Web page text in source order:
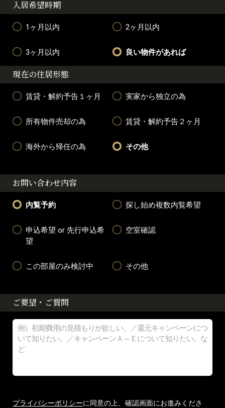
入居希望時期
1ヶ月以内 2ヶ月以内
3ヶ月以内 良い物件があれば
現在の住居形態
賃貸・解約予告１ヶ月 実家から独立の為
所有物件売却の為 賃貸・解約予告２ヶ月
海外から帰任の為 その他
お問い合わせ内容
内覧予約 探し始め複数内覧希望
申込希望 or 先行申込希
望
空室確認
この部屋のみ検討中 その他
ご要望・ご質問
プライバシーポリシーに同意の上、確認画面にお進みくださ